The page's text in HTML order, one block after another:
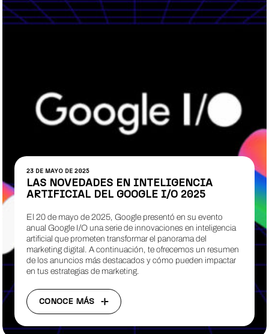
23 DE MAYO DE 2025
LAS NOVEDADES EN INTELIGENCIA
ARTIFICIAL DEL GOOGLE I/O 2025
El 20 de mayo de 2025, Google presentó en su evento
anual Google I/O una serie de innovaciones en inteligencia
artificial que prometen transformar el panorama del
marketing digital. A continuación, te ofrecemos un resumen
de los anuncios más destacados y cómo pueden impactar
en tus estrategias de marketing.
CONOCE MÁS